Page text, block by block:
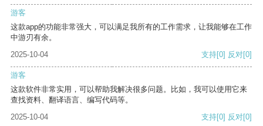
游客
这款app的功能非常强大，可以满足我所有的工作需求，让我能够在工作
中游刃有余。
2025-10-04
支持[0] 反对[0]
游客
这款软件非常实用，可以帮助我解决很多问题。比如，我可以使用它来
查找资料、翻译语言、编写代码等。
2025-10-04
支持[0] 反对[0]